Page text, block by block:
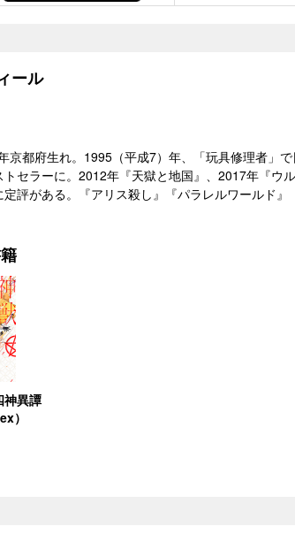
ール
京都府生れ。1995（平成7）年、「玩具修理者」
セラーに。2012年『天獄と地国』、2017年『ウ
定評がある。『アリス殺し』『パラレルワールド
異譚
）